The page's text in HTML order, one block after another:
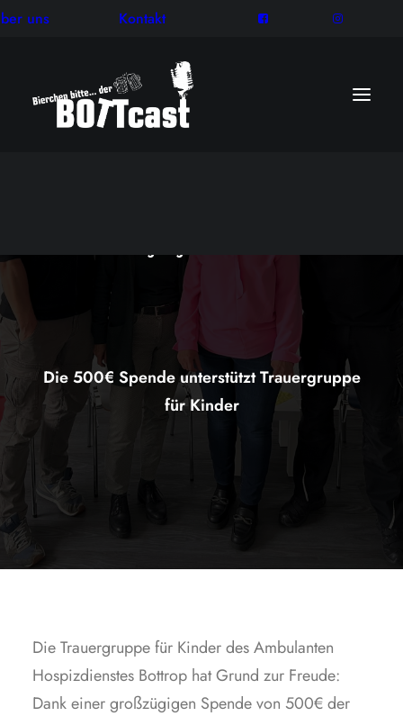
uns Kontakt
Die 500€ Spende unterstützt Trauergruppe
für Kinder
Die Trauergruppe für Kinder des Ambulanten
Hospizdienstes Bottrop hat Grund zur Freude:
Dank einer großzügigen Spende von 500€ der